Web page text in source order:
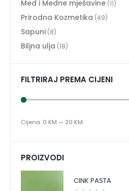
Med i Medne mješavine (11)
Prirodna Kozmetika (49)
Sapuni (8)
Biljna ulja (18)
FILTRIRAJ PREMA CIJENI
Cijena: 0 KM — 20 KM
PROIZVODI
CINK PASTA